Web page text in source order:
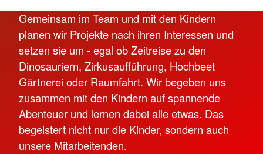
Gemeinsam im Team und mit den Kindern
planen wir Projekte nach ihren Interessen und
setzen sie um - egal ob Zeitreise zu den
Dinosauriern, Zirkusaufführung, Hochbeet
Gärtnerei oder Raumfahrt. Wir begeben uns
zusammen mit den Kindern auf spannende
Abenteuer und lernen dabei alle etwas. Das
begeistert nicht nur die Kinder, sondern auch
unsere Mitarbeitenden.